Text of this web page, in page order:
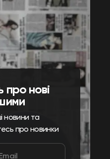
про нові
новини та
про новинки